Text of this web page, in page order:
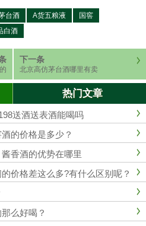
台酒 A货五粮液
国窖
白酒
下一条
北京高仿茅台酒哪里有卖
热门文章
送酒送表酒能喝吗
的价格是多少？
香酒的优势在哪里
价格差这么多?有什么区别呢？
么好喝？